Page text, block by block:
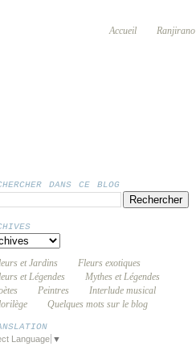
Accueil Ranjirano
dans ce blog
et Jardins
Fleurs exotiques
et Légendes
Mythes et Légendes
Peintres
Interlude musical
Quelques mots sur le blog
Language ▼